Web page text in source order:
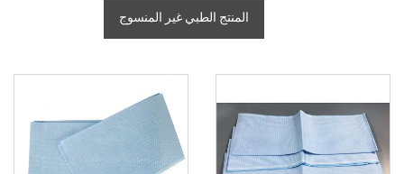
المنتج الطبي غير المنسوج